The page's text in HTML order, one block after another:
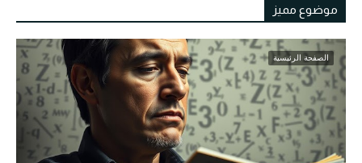
موضوع مميز
الصفحة الرئيسية